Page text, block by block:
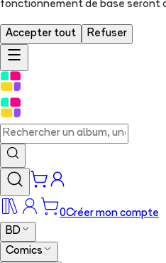
fonctionnement de base seront
Accepter tout Refuser
0Créer mon compte
BD
Comics